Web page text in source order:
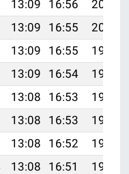
13:09 16:56
20:01
13:09 16:55
20:00
13:09 16:55
19:59
13:09 16:54
19:57
13:08 16:53
19:56
13:08 16:53
19:54
13:08 16:52
19:53
13:08 16:51
19:51